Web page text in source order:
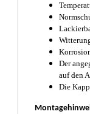
Der
auf den
Die